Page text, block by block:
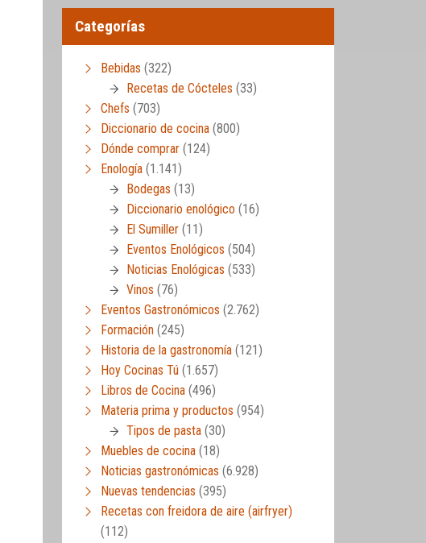
Categorías
Bebidas (322)
Recetas de Cócteles (33)
Chefs (703)
Diccionario de cocina (800)
Dónde comprar (124)
Enología (1.141)
Bodegas (13)
Diccionario enológico (16)
El Sumiller (11)
Eventos Enológicos (504)
Noticias Enológicas (533)
Vinos (76)
Eventos Gastronómicos (2.762)
Formación (245)
Historia de la gastronomía (121)
Hoy Cocinas Tú (1.657)
Libros de Cocina (496)
Materia prima y productos (954)
Tipos de pasta (30)
Muebles de cocina (18)
Noticias gastronómicas (6.928)
Nuevas tendencias (395)
Recetas con freidora de aire (airfryer)
(112)